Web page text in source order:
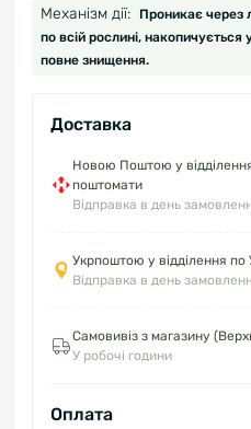
Механізм дії:
Проникає через
по всій рослині,
повне знищення.
Доставка
Новою Поштою у
поштомати
Відправка в день
Укрпоштою у відділення по
Відправка в день
Самовивіз з магазину
У робочі години
Оплата